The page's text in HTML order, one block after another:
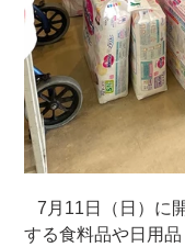
7月11日（日）に
する食料品や日用